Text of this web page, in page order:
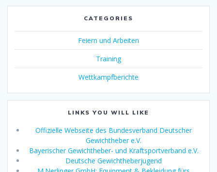
CATEGORIES
Feiern und Arbeiten
Training
Wettkampfberichte
LINKS YOU WILL LIKE
Offizielle Webseite des Bundesverband Deutscher
Gewichtheber e.V.
Bayerischer Gewichtheber- und Kraftsportverband e.V.
Deutsche Gewichtheberjugend